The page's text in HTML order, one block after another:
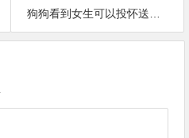
狗狗看到女生可以投怀送抱，但不允许男人接近自己